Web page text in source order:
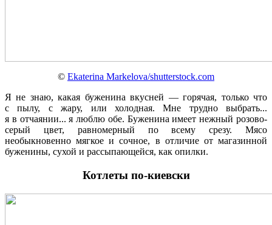
© Ekaterina Markelova/shutterstock.com
Я не знаю, какая буженина вкусней — горячая, только что
с пылу, с жару, или холодная. Мне трудно выбрать...
я в отчаянии... я люблю обе. Буженина имеет нежный розово-
серый цвет, равномерный по всему срезу. Мясо
необыкновенно мягкое и сочное, в отличие от магазинной
буженины, сухой и рассыпающейся, как опилки.
Котлеты по-киевски